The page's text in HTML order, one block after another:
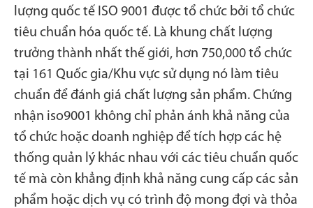
lượng quốc tế ISO 9001 được tổ chức bởi tổ chức
tiêu chuẩn hóa quốc tế. Là khung chất lượng
trưởng thành nhất thế giới, hơn 750,000 tổ chức
tại 161 Quốc gia/Khu vực sử dụng nó làm tiêu
chuẩn để đánh giá chất lượng sản phẩm. Chứng
nhận iso9001 không chỉ phản ánh khả năng của
tổ chức hoặc doanh nghiệp để tích hợp các hệ
thống quản lý khác nhau với các tiêu chuẩn quốc
tế mà còn khẳng định khả năng cung cấp các sản
phẩm hoặc dịch vụ có trình độ mong đợi và thỏa